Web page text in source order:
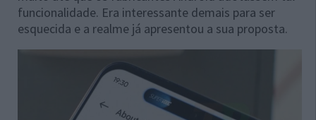
funcionalidade. Era interessante demais para ser
esquecida e a realme já apresentou a sua proposta.